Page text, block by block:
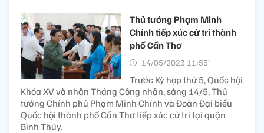
Thủ tướng Phạm Minh
Chính tiếp xúc cử tri thành
phố Cần Thơ
14/05/2023 11:55’
Trước Kỳ họp thứ 5, Quốc hội
Khóa XV và nhân Tháng Công nhân, sáng 14/5, Thủ
tướng Chính phủ Phạm Minh Chính và Đoàn Đại biểu
Quốc hội thành phố Cần Thơ tiếp xúc cử tri tại quận
Bình Thủy.